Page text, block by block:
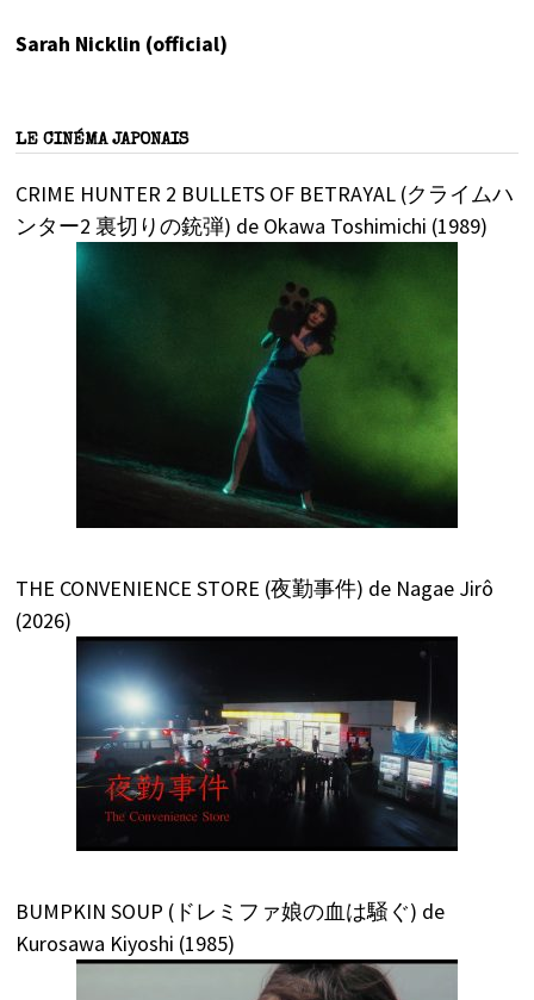
Sarah Nicklin (official)
LE CINÉMA JAPONAIS
CRIME HUNTER 2 BULLETS OF BETRAYAL (クライムハ
ンター2 裏切りの銃弾) de Okawa Toshimichi (1989)
THE CONVENIENCE STORE (夜勤事件) de Nagae Jirô
(2026)
BUMPKIN SOUP (ドレミファ娘の血は騒ぐ) de
Kurosawa Kiyoshi (1985)